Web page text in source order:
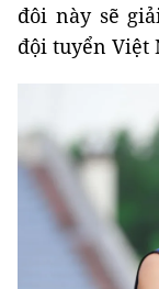
đôi này sẽ
đội tuyển Việt